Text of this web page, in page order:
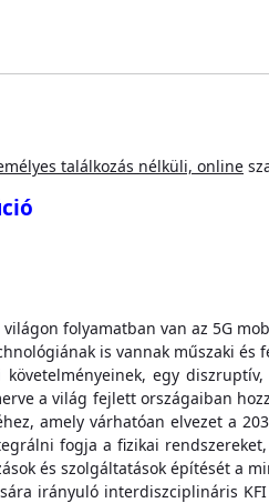
találkozás nélküli, online
folyamatban van az 5G
is vannak műszaki
egy
a világ fejlett országaiban
amely várhatóan elvezet a
fogja a fizikai
és szolgáltatások építését a
irányuló interdiszciplináris